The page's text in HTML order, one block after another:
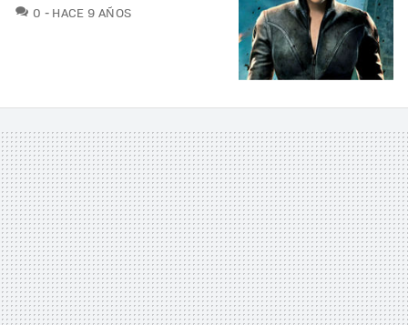
0 COMENTARIOS
HACE 9 AÑOS